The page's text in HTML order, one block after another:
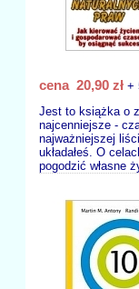
cena 20,90 zł +
Jest to książka o
najcenniejsze -
najważniejszej
układałeś. O
pogodzić własne